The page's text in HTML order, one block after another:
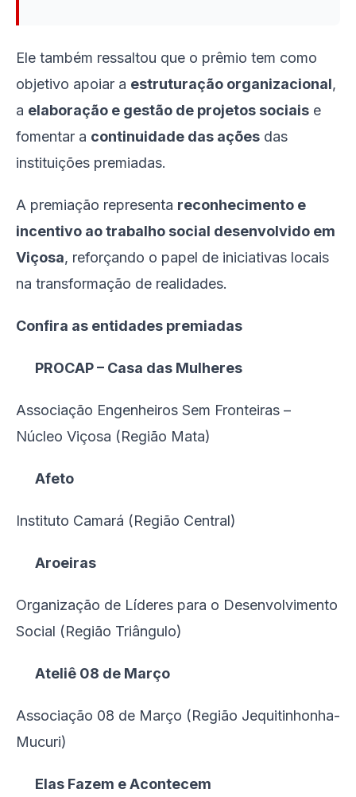
Ele também ressaltou que o prêmio tem como
objetivo apoiar a estruturação organizacional,
a elaboração e gestão de projetos sociais e
fomentar a continuidade das ações das
instituições premiadas.
A premiação representa reconhecimento e
incentivo ao trabalho social desenvolvido em
Viçosa, reforçando o papel de iniciativas locais
na transformação de realidades.
Confira as entidades premiadas
PROCAP – Casa das Mulheres
Associação Engenheiros Sem Fronteiras –
Núcleo Viçosa (Região Mata)
Afeto
Instituto Camará (Região Central)
Aroeiras
Organização de Líderes para o Desenvolvimento
Social (Região Triângulo)
Ateliê 08 de Março
Associação 08 de Março (Região Jequitinhonha-
Mucuri)
Elas Fazem e Acontecem